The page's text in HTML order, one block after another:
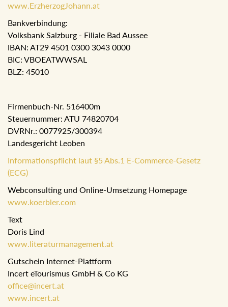
www.ErzherzogJohann.at
Bankverbindung:
Volksbank Salzburg - Filiale Bad Aussee
IBAN: AT29 4501 0300 3043 0000
BIC: VBOEATWWSAL
BLZ: 45010
Firmenbuch-Nr. 516400m
Steuernummer: ATU 74820704
DVRNr.: 0077925/300394
Landesgericht Leoben
Informationspflicht laut §5 Abs.1 E-Commerce-Gesetz
(ECG)
Webconsulting und Online-Umsetzung Homepage
www.koerbler.com
Text
Doris Lind
www.literaturmanagement.at
Gutschein Internet-Plattform
Incert eTourismus GmbH & Co KG
office@incert.at
www.incert.at